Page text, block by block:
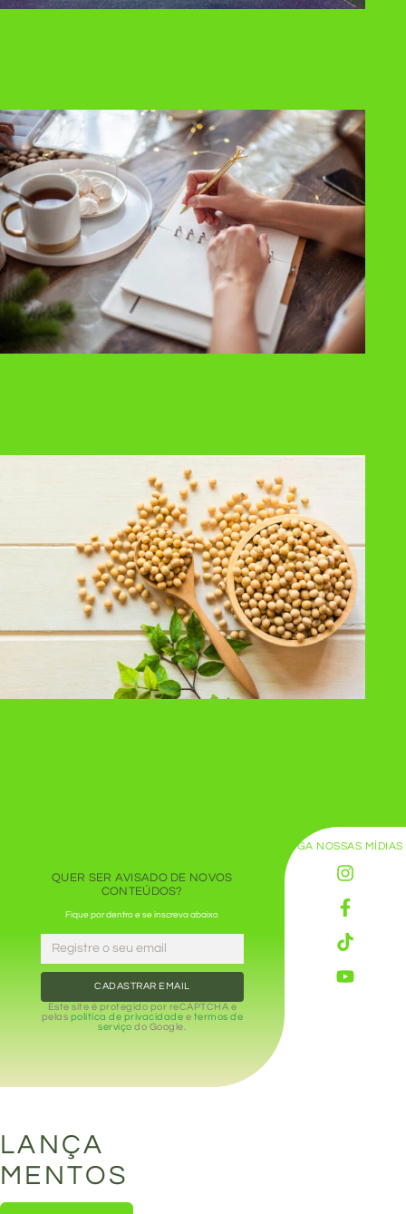
QUER SER AVISADO DE NOVOS
CONTEÚDOS?
Fique por dentro e se inscreva abaixo
CADASTRAR EMAIL
Este site é protegido por reCAPTCHA e
pelas política de privacidade e termos de
serviço do Google.
SIGA NOSSAS MÍDIAS
LANÇA
MENTOS